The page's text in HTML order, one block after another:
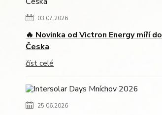
03.07.2026
🔥 Novinka od Victron Energy míří do
Česka
číst celé
25.06.2026